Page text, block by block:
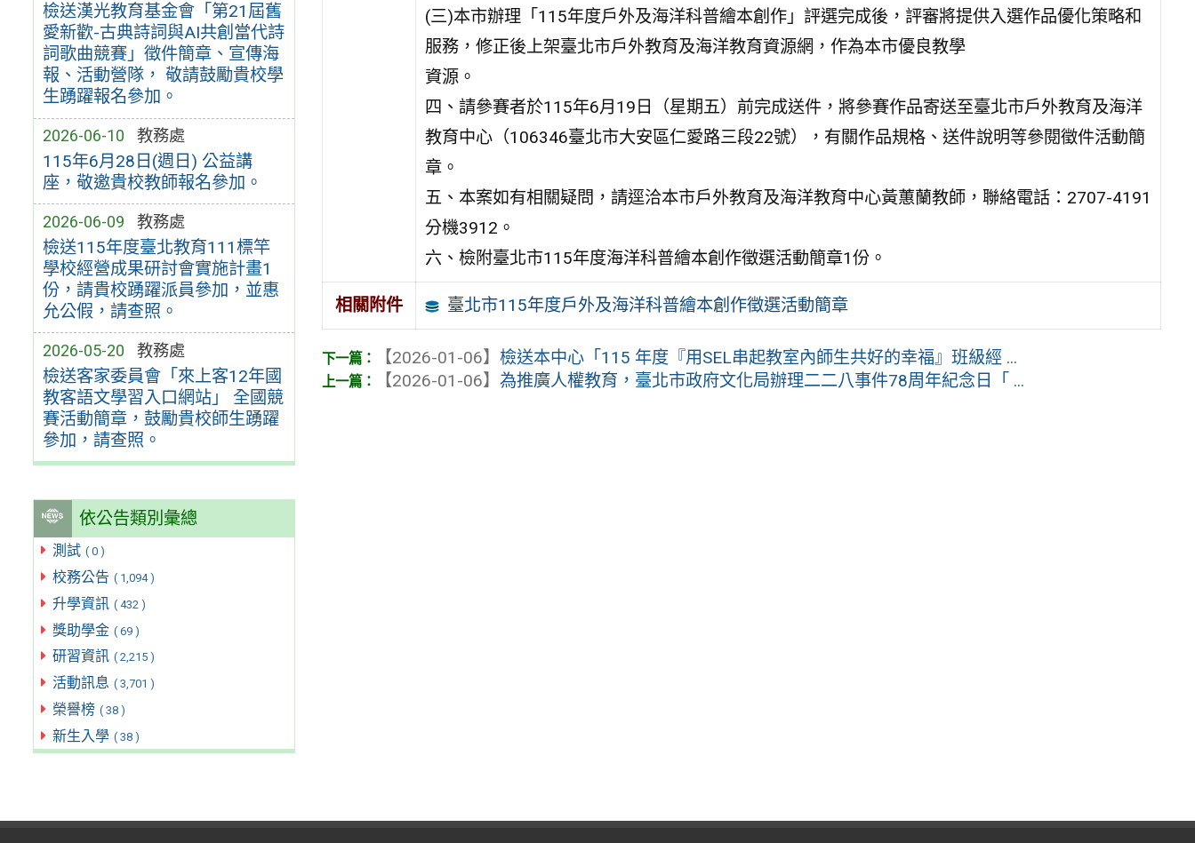
檢送漢光教育基金會「第21屆舊
愛新歡-古典詩詞與AI共創當代詩
詞歌曲競賽」徵件簡章、宣傳海
報、活動營隊， 敬請鼓勵貴校學
生踴躍報名參加。
2026-06-10 教務處
115年6月28日(週日) 公益講
座，敬邀貴校教師報名參加。
2026-06-09 教務處
檢送115年度臺北教育111標竿
學校經營成果研討會實施計畫1
份，請貴校踴躍派員參加，並惠
允公假，請查照。
2026-05-20 教務處
檢送客家委員會「來上客12年國
教客語文學習入口網站」 全國競
賽活動簡章，鼓勵貴校師生踴躍
參加，請查照。
依公告類別彙總
測試 ( 0 )
校務公告 ( 1,094 )
升學資訊 ( 432 )
獎助學金 ( 69 )
研習資訊 ( 2,215 )
活動訊息 ( 3,701 )
榮譽榜 ( 38 )
新生入學 ( 38 )
(三)本市辦理「115年度戶外及海洋科普繪本創作」評選完成後，評審將提供入選作品優化策略和
服務，修正後上架臺北市戶外教育及海洋教育資源網，作為本市優良教學
資源。
四、請參賽者於115年6月19日（星期五）前完成送件，將參賽作品寄送至臺北市戶外教育及海洋
教育中心（106346臺北市大安區仁愛路三段22號），有關作品規格、送件說明等參閱徵件活動簡
章。
五、本案如有相關疑問，請逕洽本市戶外教育及海洋教育中心黃蕙蘭教師，聯絡電話：2707-4191
分機3912。
六、檢附臺北市115年度海洋科普繪本創作徵選活動簡章1份。
相關附件 臺北市115年度戶外及海洋科普繪本創作徵選活動簡章
【2026-01-06】檢送本中心「115 年度『用SEL串起教室內師生共好的幸福』班級經 ...
【2026-01-06】為推廣人權教育，臺北市政府文化局辦理二二八事件78周年紀念日「 ...